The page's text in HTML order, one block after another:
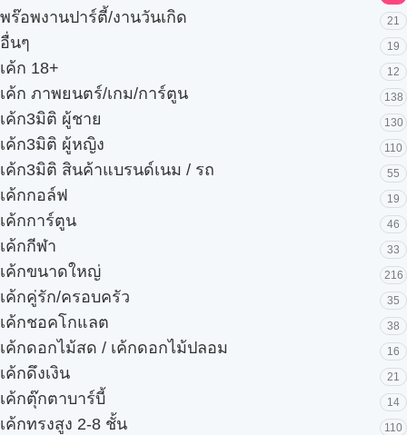
พร๊อพงานปาร์ตี้/งานวันเกิด 21
อื่นๆ 19
เค้ก 18+ 12
เค้ก ภาพยนตร์/เกม/การ์ตูน 138
เค้ก3มิติ ผู้ชาย 130
เค้ก3มิติ ผู้หญิง 110
เค้ก3มิติ สินค้าแบรนด์เนม / รถ 55
เค้กกอล์ฟ 19
เค้กการ์ตูน 46
เค้กกีฬา 33
เค้กขนาดใหญ่ 216
เค้กคู่รัก/ครอบครัว 35
เค้กชอคโกแลต 38
เค้กดอกไม้สด / เค้กดอกไม้ปลอม 16
เค้กดึงเงิน 21
เค้กตุ๊กตาบาร์บี้ 14
เค้กทรงสูง 2-8 ชั้น 110